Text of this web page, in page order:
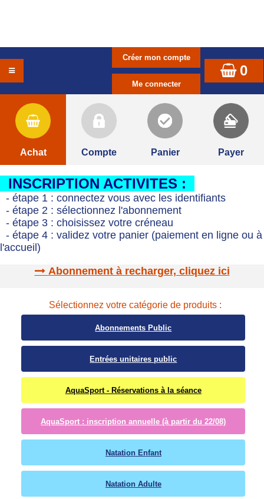
0
Achat Compte Panier Payer
INSCRIPTION ACTIVITES :
- étape 1 : connectez vous avec les identifiants
- étape 2 : sélectionnez l'abonnement
- étape 3 : choisissez votre créneau
- étape 4 : validez votre panier (paiement en ligne ou à
l'accueil)
Abonnement à recharger, cliquez ici
Sélectionnez votre catégorie de produits :
Abonnements Public
Entrées unitaires public
AquaSport - Réservations à la séance
AquaSport : inscription annuelle (à partir du 22/08)
Natation Enfant
Natation Adulte